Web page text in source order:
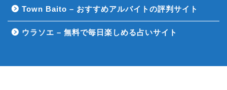
Town Baito – おすすめアルバイトの評判サイト
ウラソエ – 無料で毎日楽しめる占いサイト